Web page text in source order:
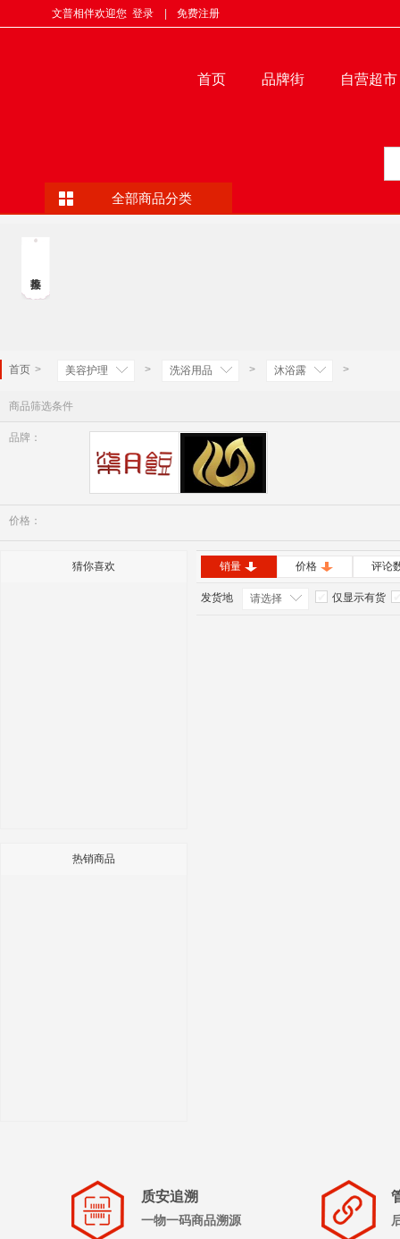
文普相伴欢迎您 登录 免费注册
首页 品牌街 自营超市
全部商品分类
首页 > 美容护理 > 洗浴用品 > 沐浴露 >
商品筛选条件
品牌：
价格：
猜你喜欢
热销商品
销量 价格 评论
发货地 请选择 仅显示有货
质安追溯
一物一码商品溯源